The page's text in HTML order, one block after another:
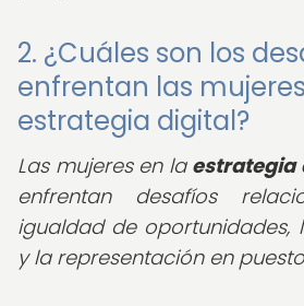
2. ¿Cuáles son los
enfrentan las
estrategia digital?
Las mujeres en la estrategia
enfrentan desafíos
igualdad de oportunidades,
y la representación en